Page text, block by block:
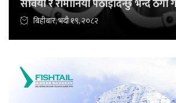
सर्विया र रोमानिया पठाइदिन्छु भन्दै ठगी
बिहीबार, भदौ १९, २०८२